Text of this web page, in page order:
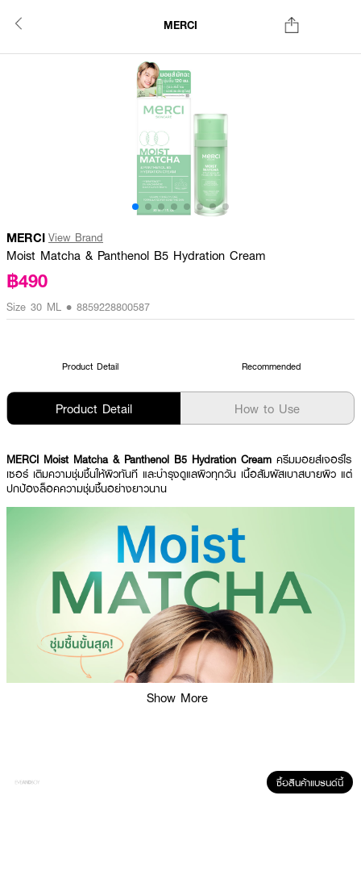
MERCI
MERCI View Brand
Moist Matcha & Panthenol B5 Hydration Cream
฿490
Size 30 ML • 8859228800587
Product Detail Recommended
Product Detail How to Use
MERCI Moist Matcha & Panthenol B5 Hydration Cream ครีมมอยส์เจอร์ไร
เซอร์ เติมความชุ่มชื้นให้ผิวทันที และบำรุงดูแลผิวทุกวัน เนื้อสัมผัสเบาสบายผิว แต่
ปกป้องล็อคความชุ่มชื้นอย่างยาวนาน
Show More
ซื้อสินค้าแบรนด์นี้